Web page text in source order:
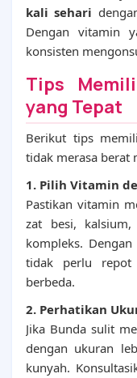
kali sehari
Dengan vitamin
konsisten
Tips
yang Tepat
Berikut tips
tidak merasa berat
1. Pilih Vitamin
Pastikan vitamin
zat besi,
kompleks.
tidak perlu repot
berbeda.
2. Perhatikan
Jika Bunda sulit
dengan ukuran
kunyah.